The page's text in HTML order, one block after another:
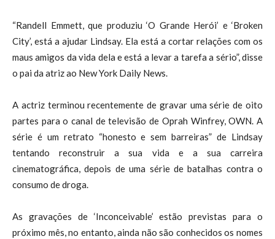
“Randell Emmett, que produziu ‘O Grande Herói’ e ‘Broken
City’, está a ajudar Lindsay. Ela está a cortar relações com os
maus amigos da vida dela e está a levar a tarefa a sério”, disse
o pai da atriz ao New York Daily News.
A actriz terminou recentemente de gravar uma série de oito
partes para o canal de televisão de Oprah Winfrey, OWN. A
série é um retrato “honesto e sem barreiras” de Lindsay
tentando reconstruir a sua vida e a sua carreira
cinematográfica, depois de uma série de batalhas contra o
consumo de droga.
As gravações de ‘Inconceivable’ estão previstas para o
próximo mês, no entanto, ainda não são conhecidos os nomes